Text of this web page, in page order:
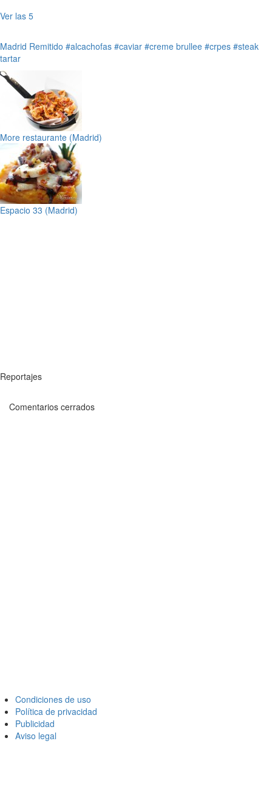
Ver las 5
Madrid Remitido #alcachofas #caviar #creme brullee #crpes #steak
tartar
More restaurante (Madrid)
Espacio 33 (Madrid)
Reportajes
Comentarios cerrados
Condiciones de uso
Política de privacidad
Publicidad
Aviso legal